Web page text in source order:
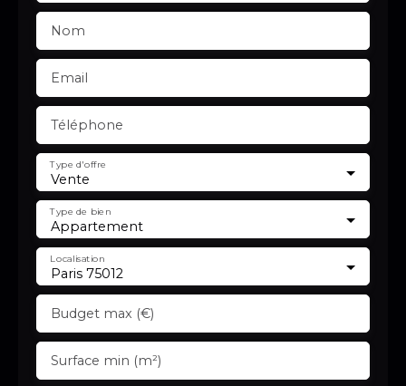
Nom
Email
Téléphone
Vente
Type d'offre
Appartement
Type de bien
Paris 75012
Localisation
Budget max (€)
Surface min (m²)